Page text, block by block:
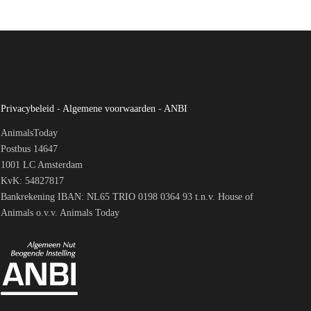
Privacybeleid - Algemene voorwaarden - ANBI
AnimalsToday
Postbus 14647
1001 LC Amsterdam
KvK: 54827817
Bankrekening IBAN: NL65 TRIO 0198 0364 93 t.n.v. House of
Animals o.v.v. Animals Today